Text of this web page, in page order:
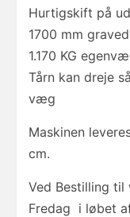
Hurtigskift på
1700 mm
1.170 KG
Tårn kan dreje
væg
Maskinen
cm.
Ved Bestilling til
Fredag i løbet